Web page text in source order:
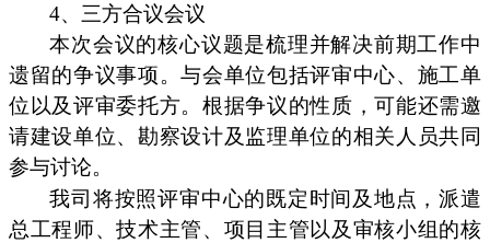
4、三方合议会议
本次会议的核心议题是梳理并解决前期工作中
遗留的争议事项。与会单位包括评审中心、施工单
位以及评审委托方。根据争议的性质，可能还需邀
请建设单位、勘察设计及监理单位的相关人员共同
参与讨论。
我司将按照评审中心的既定时间及地点，派遣
总工程师、技术主管、项目主管以及审核小组的核